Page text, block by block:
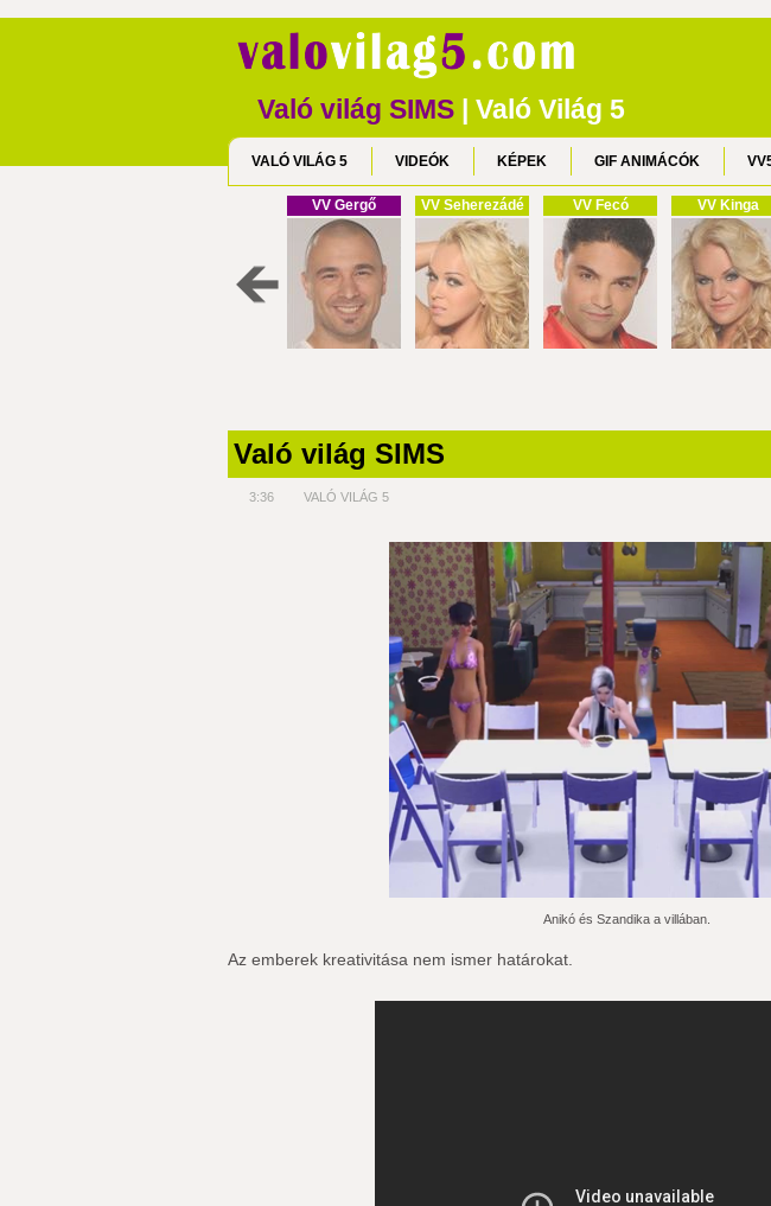
Való világ SIMS | Való Világ 5
VALÓ VILÁG 5 VIDEÓK KÉPEK GIF ANIMÁCÓK
VV Gergő VV Seherezádé VV Fecó VV Kinga
Való világ SIMS
3:36 VALÓ VILÁG 5
Anikó és Szandika a villában.
Az emberek kreativitása nem ismer határokat.